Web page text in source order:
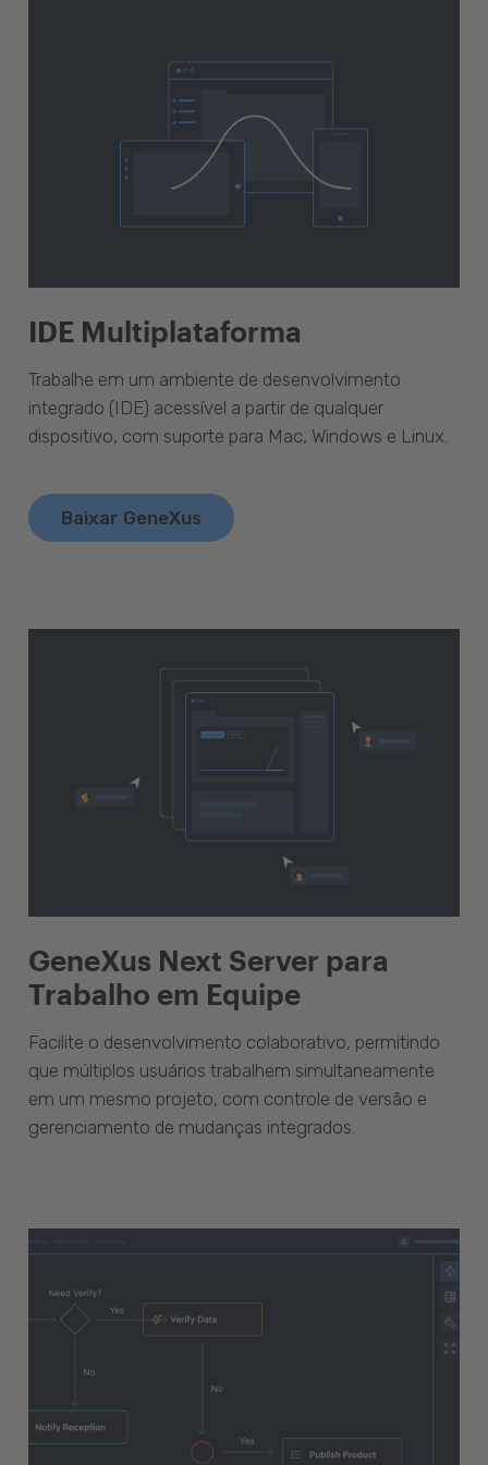
IDE Multiplataforma
Trabalhe em um ambiente de desenvolvimento
integrado (IDE) acessível a partir de qualquer
dispositivo, com suporte para Mac, Windows e Linux.
Baixar GeneXus
GeneXus Next Server para
Trabalho em Equipe
Facilite o desenvolvimento colaborativo, permitindo
que múltiplos usuários trabalhem simultaneamente
em um mesmo projeto, com controle de versão e
gerenciamento de mudanças integrados.